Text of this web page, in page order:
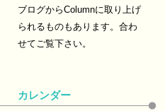
ブログからColumnに取り上げ
られるものもあります。合わ
せてご覧下さい。
カレンダー